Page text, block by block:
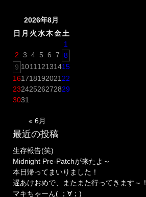
2026年8月
日 月 火水木金土
1
2 3 4 5 6 7 8
9 101112131415
16171819202122
23242526272829
3031
« 6月
最近の投稿
生存報告(笑)
Midnight Pre-Patchが来たよ～
本日帰ってまいりました！
遅あけおめで、またまた行ってきます～！
マキちゃーん( ；∀；)